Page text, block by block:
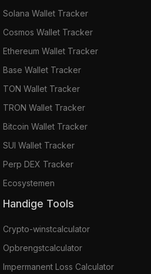
Solana Wallet Tracker
Cosmos Wallet Tracker
Ethereum Wallet Tracker
Base Wallet Tracker
TON Wallet Tracker
TRON Wallet Tracker
Bitcoin Wallet Tracker
SUI Wallet Tracker
Perp DEX Tracker
Ecosystemen
Handige Tools
Crypto-winstcalculator
Opbrengstcalculator
Impermanent Loss Calculator